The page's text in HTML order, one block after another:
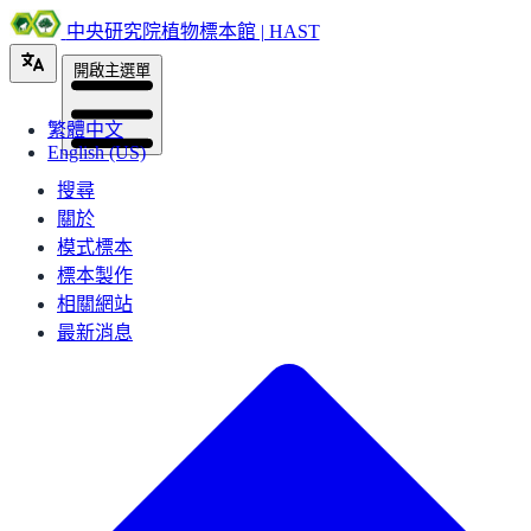
中央研究院植物標本館 | HAST
繁體中文
English (US)
開啟主選單
搜尋
關於
模式標本
標本製作
相關網站
最新消息